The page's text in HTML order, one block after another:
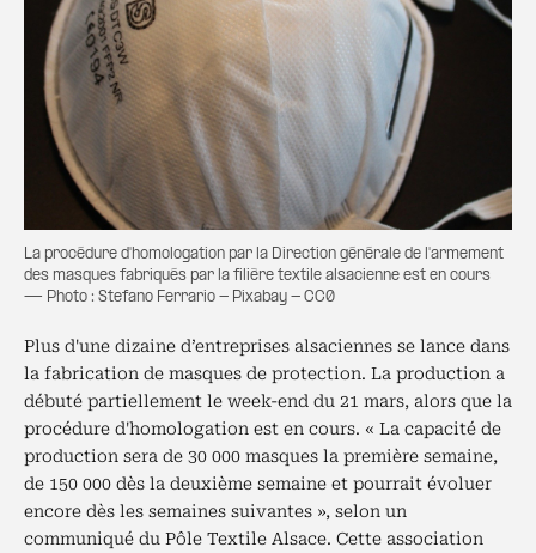
La procédure d'homologation par la Direction générale de l'armement
des masques fabriqués par la filière textile alsacienne est en cours
— Photo : Stefano Ferrario - Pixabay - CC0
Plus d'une dizaine d’entreprises alsaciennes se lance dans
la fabrication de masques de protection. La production a
débuté partiellement le week-end du 21 mars, alors que la
procédure d'homologation est en cours. « La capacité de
production sera de 30 000 masques la première semaine,
de 150 000 dès la deuxième semaine et pourrait évoluer
encore dès les semaines suivantes », selon un
communiqué du Pôle Textile Alsace. Cette association